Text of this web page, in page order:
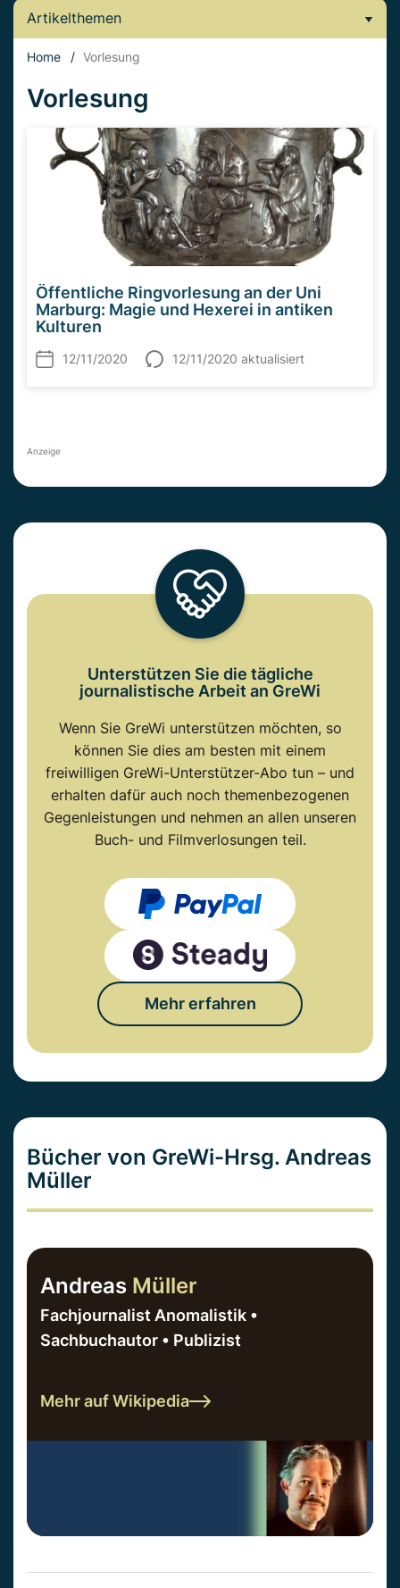
Artikelthemen
Home / Vorlesung
Vorlesung
Öffentliche Ringvorlesung an der Uni
Marburg: Magie und Hexerei in antiken
Kulturen
12/11/2020 12/11/2020 aktualisiert
Anzeige
Unterstützen Sie die tägliche
journalistische Arbeit an GreWi
Wenn Sie GreWi unterstützen möchten, so
können Sie dies am besten mit einem
freiwilligen GreWi-Unterstützer-Abo tun – und
erhalten dafür auch noch themenbezogenen
Gegenleistungen und nehmen an allen unseren
Buch- und Filmverlosungen teil.
Mehr erfahren
Bücher von GreWi-Hrsg. Andreas
Müller
Andreas Müller
Fachjournalist Anomalistik •
Sachbuchautor • Publizist
Mehr auf Wikipedia